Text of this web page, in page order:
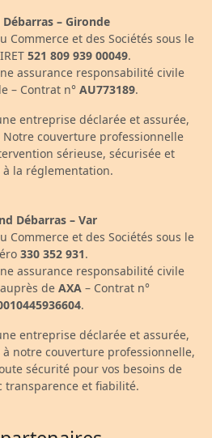
– Gironde
Commerce et des Sociétés sous le
521 809 939 00049.
assurance responsabilité civile
– Contrat n° AU773189.
entreprise déclarée et assurée,
couverture professionnelle
sérieuse, sécurisée et
la réglementation.
Débarras – Var
Commerce et des Sociétés sous le
330 352 931.
assurance responsabilité civile
de AXA– Contrat n°
.
entreprise déclarée et assurée,
à notre couverture professionnelle,
sécurité pour vos besoins de
transparence et fiabilité.